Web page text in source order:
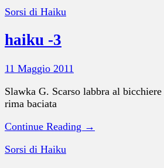
Sorsi di Haiku
haiku -3
11 Maggio 2011
Slawka G. Scarso labbra al
rima baciata
Continue Reading →
Sorsi di Haiku